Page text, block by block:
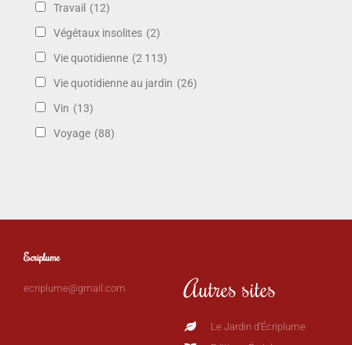
Travail (12)
Végétaux insolites (2)
Vie quotidienne (2 113)
Vie quotidienne au jardin (26)
Vin (13)
Voyage (88)
Ecriplume
ecriplume@gmail.com Autres sites
Le Jardin d'Écriplume